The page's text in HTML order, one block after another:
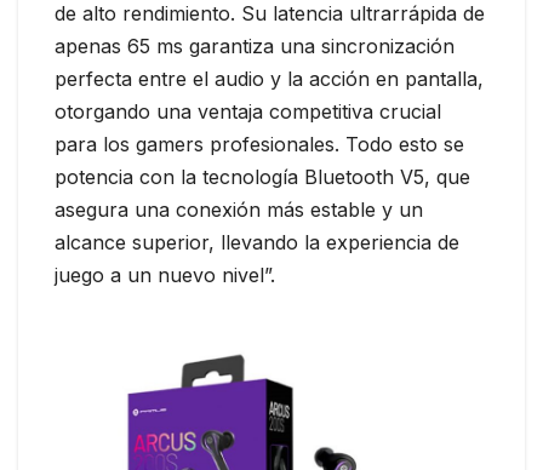
de alto rendimiento. Su latencia ultrarrápida de
apenas 65 ms garantiza una sincronización
perfecta entre el audio y la acción en pantalla,
otorgando una ventaja competitiva crucial
para los gamers profesionales. Todo esto se
potencia con la tecnología Bluetooth V5, que
asegura una conexión más estable y un
alcance superior, llevando la experiencia de
juego a un nuevo nivel”.